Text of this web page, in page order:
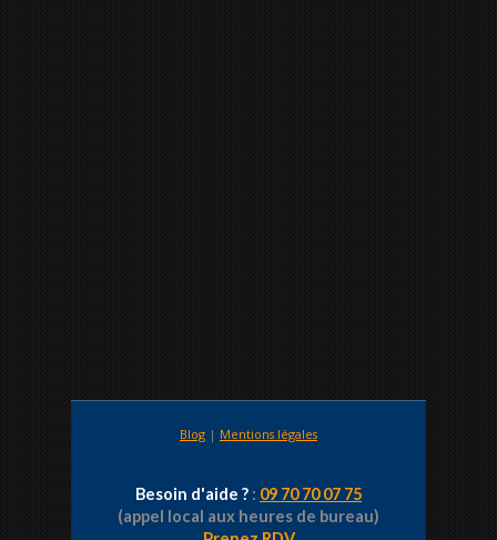
Blog | Mentions légales
Besoin d'aide ? : 09 70 70 07 75
(appel local aux heures de bureau)